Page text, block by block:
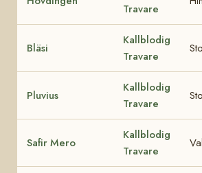
Travare
Bläsi
Kallblodig
Travare
Sto
Pluvius
Kallblodig
Travare
Sto
Safir Mero
Kallblodig
Travare